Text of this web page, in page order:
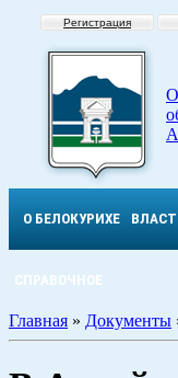
Регистрация
О БЕЛОКУРИХЕ
СПРАВОЧНОЕ
Главная » Документы